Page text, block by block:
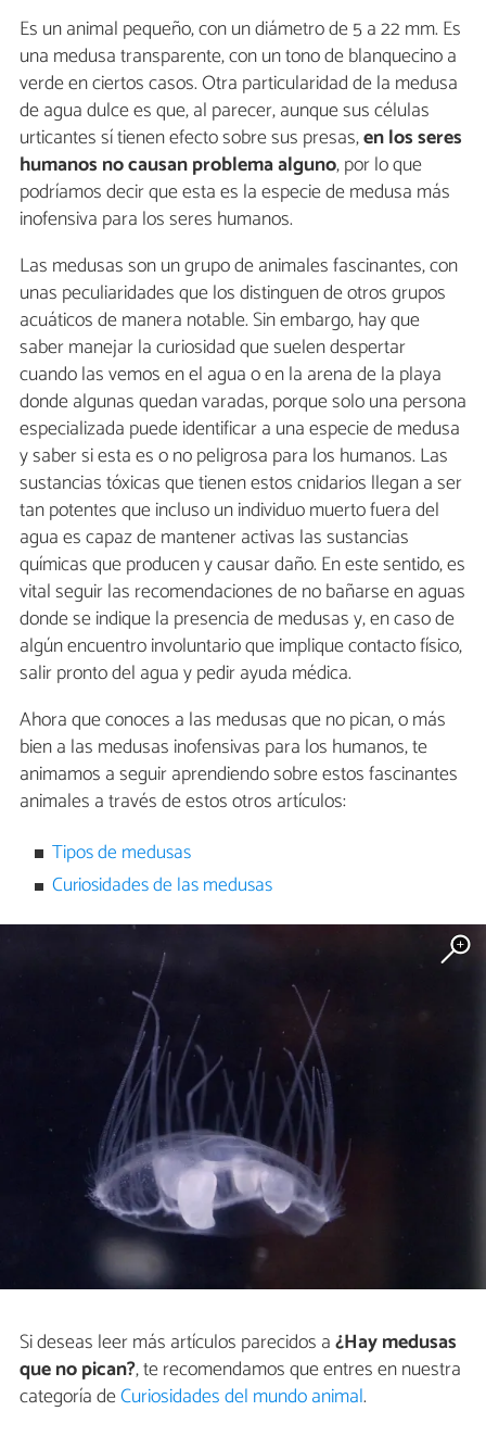
Es un animal pequeño, con un diámetro de 5 a 22 mm. Es
una medusa transparente, con un tono de blanquecino a
verde en ciertos casos. Otra particularidad de la medusa
de agua dulce es que, al parecer, aunque sus células
urticantes sí tienen efecto sobre sus presas,en los seres
humanos no causan problema alguno, por lo que
podríamos decir que esta es la especie de medusa más
inofensiva para los seres humanos.
Las medusas son un grupo de animales fascinantes, con
unas peculiaridades que los distinguen de otros grupos
acuáticos de manera notable. Sin embargo, hay que
saber manejar la curiosidad que suelen despertar
cuando las vemos en el agua o en la arena de la playa
donde algunas quedan varadas, porque solo una persona
especializada puede identificar a una especie de medusa
y saber si esta es o no peligrosa para los humanos. Las
sustancias tóxicas que tienen estos cnidarios llegan a ser
tan potentes que incluso un individuo muerto fuera del
agua es capaz de mantener activas las sustancias
químicas que producen y causar daño. En este sentido, es
vital seguir las recomendaciones de no bañarse en aguas
donde se indique la presencia de medusas y, en caso de
algún encuentro involuntario que implique contacto físico,
salir pronto del agua y pedir ayuda médica.
Ahora que conoces a las medusas que no pican, o más
bien a las medusas inofensivas para los humanos, te
animamos a seguir aprendiendo sobre estos fascinantes
animales a través de estos otros artículos:
Tipos de medusas
Curiosidades de las medusas
Si deseas leer más artículos parecidos a¿Hay medusas
que no pican?, te recomendamos que entres en nuestra
categoría deCuriosidades del mundo animal.